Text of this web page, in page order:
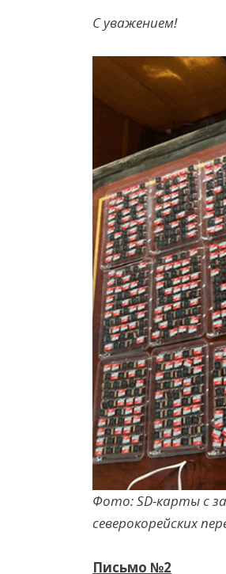
С уважением!
Фото: SD-карты с
северокорейских
Письмо №2